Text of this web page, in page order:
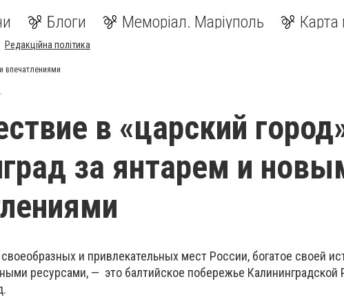
Блоги Меморіал. Маріуполь Карта
Редакційна політика
впечатлениями
в «царский
за янтарем и
и привлекательных мест России, богатое своей
ресурсами, — это балтийское побережье Калининградской